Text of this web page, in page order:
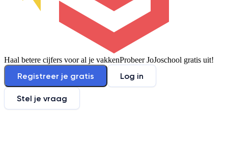
Haal betere cijfers voor al je vakkenProbeer JoJoschool gratis uit!
Registreer je gratis Log in
Stel je vraag